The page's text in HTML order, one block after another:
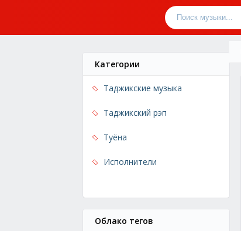
Категории
Таджикские музыка
Таджикский рэп
Туёна
Исполнители
Облако тегов